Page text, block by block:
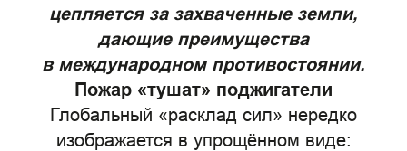
цепляется за захваченные земли,
дающие преимущества
в международном противостоянии.
Пожар «тушат» поджигатели
Глобальный «расклад сил» нередко
изображается в упрощённом виде: